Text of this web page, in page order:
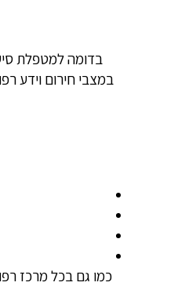
בדומה למטפלת
במצבי חירום וידע
כמו גם בכל מרכז